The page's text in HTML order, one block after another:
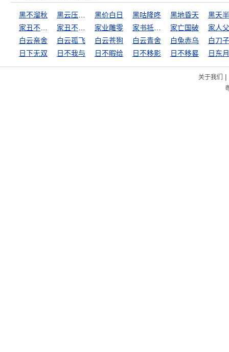
黑不溜秋 黑价白日 黑咕隆咚 黑地昏天
黑天
家业雕零 家亡国破
家人
白云亲舍
白云孤飞 白云苍狗 白云青舍
白兔赤乌
日下无双
日不我与 日不暇给 日不移影 日不移晷 日东
关于我们 |